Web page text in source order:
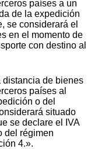
países a un
de la expedición
se considerará el
en el momento de
con destino al
distancia de bienes
países al
o del
situado
se declare el IVA
del régimen
4.».